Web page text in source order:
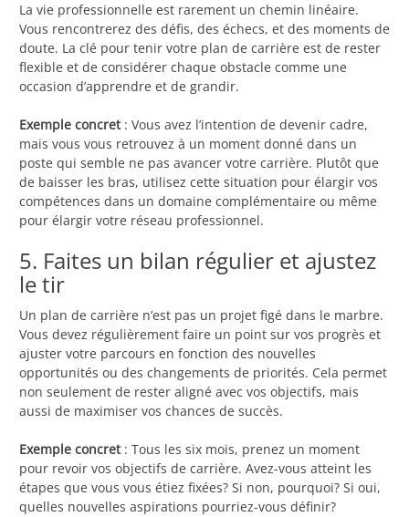
La vie professionnelle est rarement un chemin linéaire.
Vous rencontrerez des défis, des échecs, et des moments de
doute. La clé pour tenir votre plan de carrière est de rester
flexible et de considérer chaque obstacle comme une
occasion d’apprendre et de grandir.
Exemple concret: Vous avez l’intention de devenir cadre,
mais vous vous retrouvez à un moment donné dans un
poste qui semble ne pas avancer votre carrière. Plutôt que
de baisser les bras, utilisez cette situation pour élargir vos
compétences dans un domaine complémentaire ou même
pour élargir votre réseau professionnel.
5. Faites un bilan régulier et ajustez
le tir
Un plan de carrière n’est pas un projet figé dans le marbre.
Vous devez régulièrement faire un point sur vos progrès et
ajuster votre parcours en fonction des nouvelles
opportunités ou des changements de priorités. Cela permet
non seulement de rester aligné avec vos objectifs, mais
aussi de maximiser vos chances de succès.
Exemple concret: Tous les six mois, prenez un moment
pour revoir vos objectifs de carrière. Avez-vous atteint les
étapes que vous vous étiez fixées? Si non, pourquoi? Si oui,
quelles nouvelles aspirations pourriez-vous définir?